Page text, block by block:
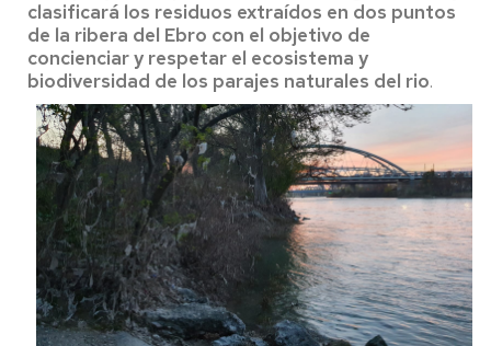
clasificará los residuos extraídos en dos puntos
de la ribera del Ebro con el objetivo de
concienciar y respetar el ecosistema y
biodiversidad de los parajes naturales del rio.